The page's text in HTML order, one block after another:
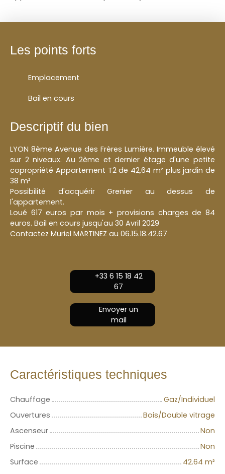
Les points forts
Emplacement
Bail en cours
Descriptif du bien
LYON 8ème Avenue des Frères Lumière. Immeuble élevé
sur 2 niveaux. Au 2ème et dernier étage d'une petite
copropriété Appartement T2 de 42,64 m² plus jardin de
38 m²
Possibilité d'acquérir Grenier au dessus de
l'appartement.
Loué 617 euros par mois + provisions charges de 84
euros. Bail en cours jusqu'au 30 Avril 2029
Contactez Muriel MARTINEZ au 06.15.18.42.67
+33 6 15 18 42
67
Envoyer un
mail
Caractéristiques techniques
Chauffage
Gaz/Individuel
Ouvertures
Bois/Double vitrage
Ascenseur
Non
Piscine
Non
Surface
42.64 m²